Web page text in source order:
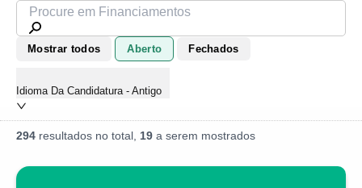
Mostrar todos Aberto Fechados
Idioma Da Candidatura - Antigo
294 resultados no total, 19 a serem mostrados